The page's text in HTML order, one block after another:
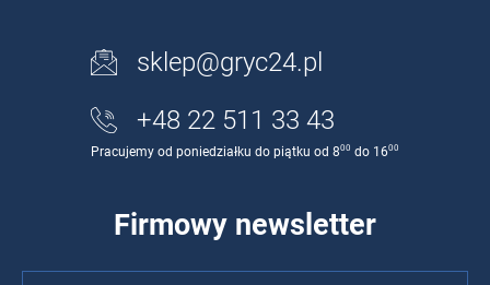
sklep@gryc24.pl
+48 22 511 33 43
Pracujemy od poniedziałku do piątku od 800 do 1600
Firmowy newsletter